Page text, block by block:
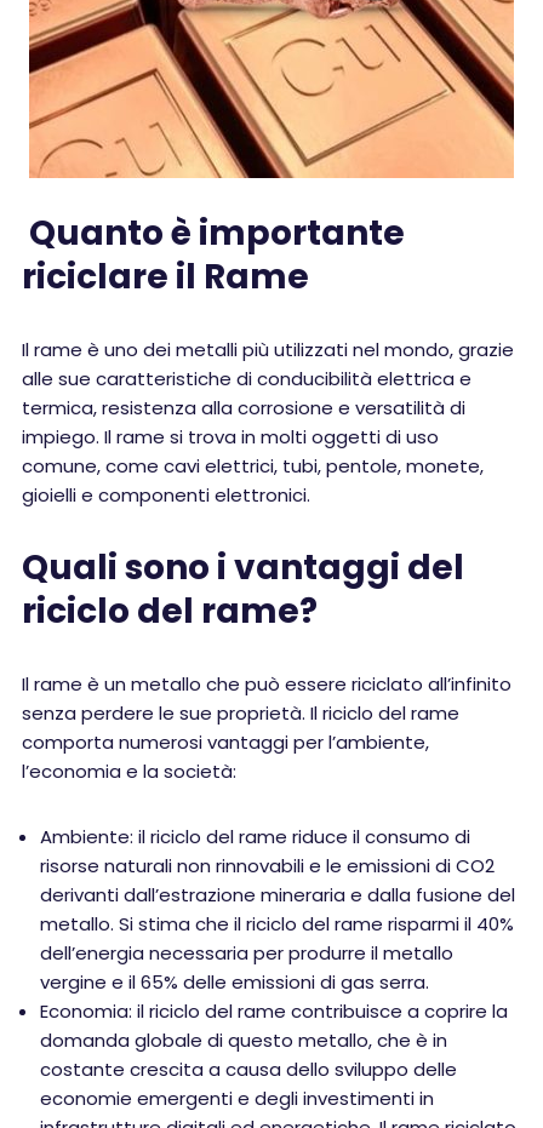
Quanto è importante
riciclare il Rame
Il rame è uno dei metalli più utilizzati nel mondo, grazie
alle sue caratteristiche di conducibilità elettrica e
termica, resistenza alla corrosione e versatilità di
impiego. Il rame si trova in molti oggetti di uso
comune, come cavi elettrici, tubi, pentole, monete,
gioielli e componenti elettronici.
Quali sono i vantaggi del
riciclo del rame?
Il rame è un metallo che può essere riciclato all’infinito
senza perdere le sue proprietà. Il riciclo del rame
comporta numerosi vantaggi per l’ambiente,
l’economia e la società:
Ambiente: il riciclo del rame riduce il consumo di
risorse naturali non rinnovabili e le emissioni di CO2
derivanti dall’estrazione mineraria e dalla fusione del
metallo. Si stima che il riciclo del rame risparmi il 40%
dell’energia necessaria per produrre il metallo
vergine e il 65% delle emissioni di gas serra.
Economia: il riciclo del rame contribuisce a coprire la
domanda globale di questo metallo, che è in
costante crescita a causa dello sviluppo delle
economie emergenti e degli investimenti in